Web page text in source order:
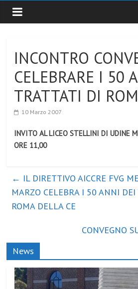
INCONTRO
CELEBRARE I 50
TRATTATI DI
10 Marzo 2007
INVITO AL LICEO STELLINI DI UDINE
ORE 11,00
← IL DIRETTIVO AICCRE FVG
MARZO CELEBRA I 50 ANNI
ROMA DELLA CE
CONVEGNO
News